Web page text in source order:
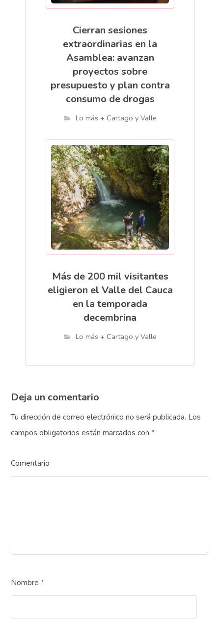
Cierran sesiones
extraordinarias en la
Asamblea: avanzan
proyectos sobre
presupuesto y plan contra
consumo de drogas
Lo más + Cartago y Valle
Más de 200 mil visitantes
eligieron el Valle del Cauca
en la temporada
decembrina
Lo más + Cartago y Valle
Deja un comentario
Tu dirección de correo electrónico no será publicada. Los
campos obligatorios están marcados con*
Comentario
Nombre*